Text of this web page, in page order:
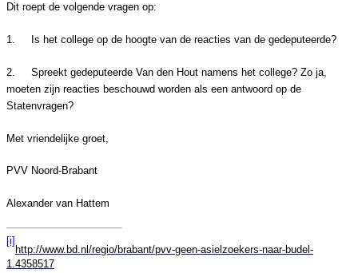
Dit roept de volgende vragen op:
Is het college op de hoogte van de reacties van de gedeputeerde?
Spreekt gedeputeerde Van den Hout namens het college? Zo ja,
moeten zijn reacties beschouwd worden als een antwoord op de
Statenvragen?
Met vriendelijke groet,
PVV Noord-Brabant
Alexander van Hattem
[i]
http://www.bd.nl/regio/brabant/pvv-geen-asielzoekers-naar-budel-
1.4358517